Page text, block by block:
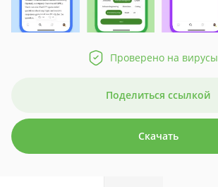
Проверено на вирусы
Поделиться ссылкой
Скачать